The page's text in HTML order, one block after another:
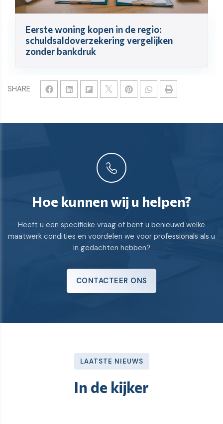
SHARE
Eerste woning kopen in de regio:
schuldsaldoverzekering vergelijken
zonder bankdruk
Hoe kunnen wij u helpen?
Heeft u een specifieke vraag of bent u benieuwd welke
maatwerk condities en voordelen we voor professionals als u
in gedachten hebben?
CONTACTEER ONS
LAATSTE NIEUWS
In de kijker